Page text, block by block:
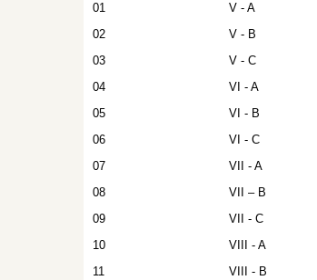
01
V - A
02
V - B
03
V - C
04
VI - A
05
VI - B
06
VI - C
07
VII - A
08
VII – B
09
VII - C
10
VIII - A
11
VIII - B